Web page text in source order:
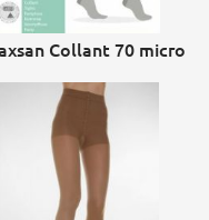
Collant 70 micro